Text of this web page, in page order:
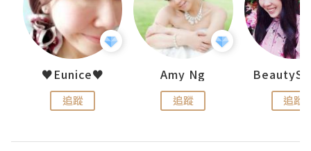
♥Eunice♥
追蹤
Amy Ng
追蹤 追蹤